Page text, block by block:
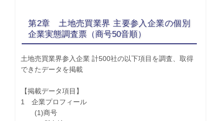
第2章 土地売買業界 主要参入企業の個別
企業実態調査票（商号50音順）
土地売買業界参入企業 計500社の以下項目を調査、取得
できたデータを掲載
【掲載データ項目】
1 企業プロフィール
(1)商号